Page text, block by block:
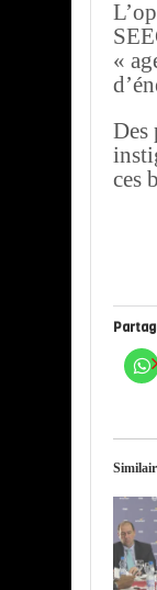
«
Des
ces